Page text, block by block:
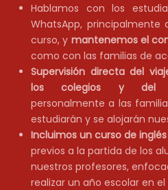
Hablamos con los
WhatsApp,
curso, y mantenemos el
como con las familias de
Supervisión directa del
los colegios y del
personalmente a las
estudiarán y se alojarán
Incluimos un curso de
previos a la partida de los
nuestros profesores,
realizar un año escolar en